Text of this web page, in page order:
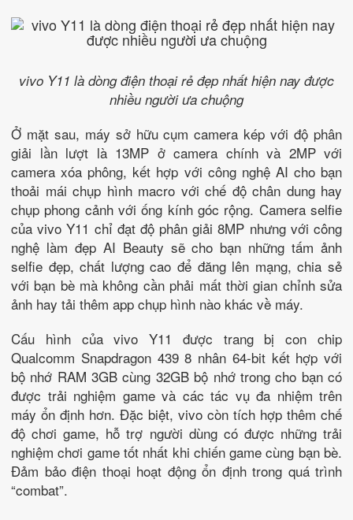
vivo Y11 là dòng điện thoại rẻ đẹp nhất hiện nay được
nhiều người ưa chuộng
Ở mặt sau, máy sở hữu cụm camera kép với độ phân
giải lần lượt là 13MP ở camera chính và 2MP với
camera xóa phông, kết hợp với công nghệ AI cho bạn
thoải mái chụp hình macro với chế độ chân dung hay
chụp phong cảnh với ống kính góc rộng. Camera selfie
của vivo Y11 chỉ đạt độ phân giải 8MP nhưng với công
nghệ làm đẹp AI Beauty sẽ cho bạn những tấm ảnh
selfie đẹp, chất lượng cao để đăng lên mạng, chia sẻ
với bạn bè mà không cần phải mất thời gian chỉnh sửa
ảnh hay tải thêm app chụp hình nào khác về máy.
Cấu hình của vivo Y11 được trang bị con chip
Qualcomm Snapdragon 439 8 nhân 64-bit kết hợp với
bộ nhớ RAM 3GB cùng 32GB bộ nhớ trong cho bạn có
được trải nghiệm game và các tác vụ đa nhiệm trên
máy ổn định hơn. Đặc biệt, vivo còn tích hợp thêm chế
độ chơi game, hỗ trợ người dùng có được những trải
nghiệm chơi game tốt nhất khi chiến game cùng bạn bè.
Đảm bảo điện thoại hoạt động ổn định trong quá trình
“combat”.